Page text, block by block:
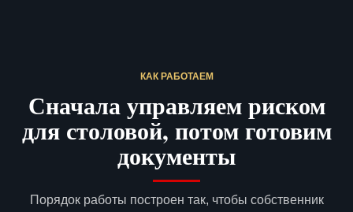
КАК РАБОТАЕМ
Сначала управляем риском
для столовой, потом готовим
документы
Порядок работы построен так, чтобы собственник